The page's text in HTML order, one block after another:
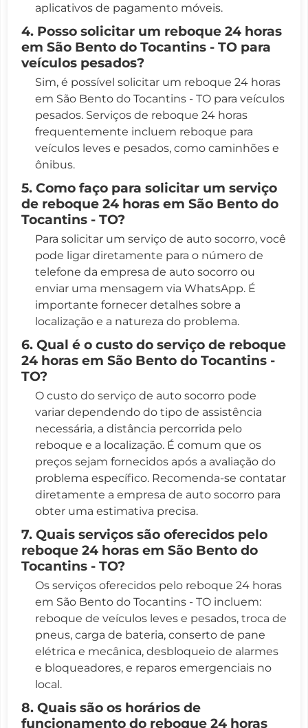
aplicativos de pagamento móveis.
4. Posso solicitar um reboque 24 horas
em São Bento do Tocantins - TO para
veículos pesados?
Sim, é possível solicitar um reboque 24 horas
em São Bento do Tocantins - TO para veículos
pesados. Serviços de reboque 24 horas
frequentemente incluem reboque para
veículos leves e pesados, como caminhões e
ônibus.
5. Como faço para solicitar um serviço
de reboque 24 horas em São Bento do
Tocantins - TO?
Para solicitar um serviço de auto socorro, você
pode ligar diretamente para o número de
telefone da empresa de auto socorro ou
enviar uma mensagem via WhatsApp. É
importante fornecer detalhes sobre a
localização e a natureza do problema.
6. Qual é o custo do serviço de reboque
24 horas em São Bento do Tocantins -
TO?
O custo do serviço de auto socorro pode
variar dependendo do tipo de assistência
necessária, a distância percorrida pelo
reboque e a localização. É comum que os
preços sejam fornecidos após a avaliação do
problema específico. Recomenda-se contatar
diretamente a empresa de auto socorro para
obter uma estimativa precisa.
7. Quais serviços são oferecidos pelo
reboque 24 horas em São Bento do
Tocantins - TO?
Os serviços oferecidos pelo reboque 24 horas
em São Bento do Tocantins - TO incluem:
reboque de veículos leves e pesados, troca de
pneus, carga de bateria, conserto de pane
elétrica e mecânica, desbloqueio de alarmes
e bloqueadores, e reparos emergenciais no
local.
8. Quais são os horários de
funcionamento do reboque 24 horas